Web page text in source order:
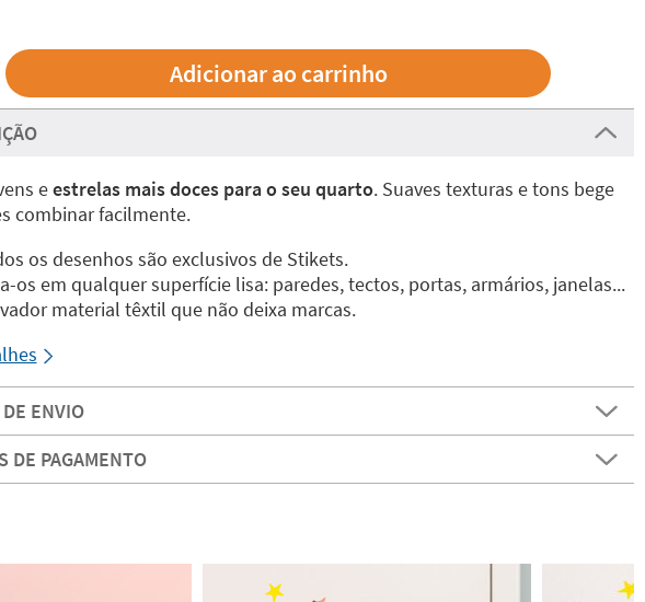
eestrelas mais doces para o seu quarto. Suaves texturas e tons bege
combinar facilmente.
os desenhos são exclusivos de Stikets.
os em qualquer superfície lisa: paredes, tectos, portas, armários, janelas...
material têxtil que não deixa marcas.
ENVIO
DE PAGAMENTO